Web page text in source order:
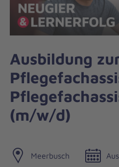
Ausbildung
(m/w/d)
Meerbusch